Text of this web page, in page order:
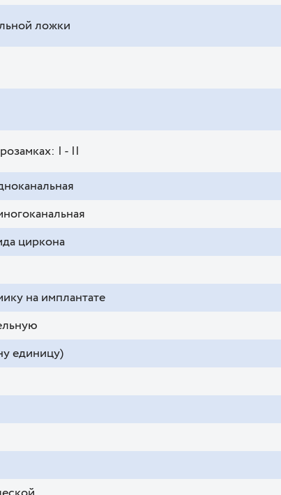
ложки
| - ||
циркона
на имплантате
единицу)